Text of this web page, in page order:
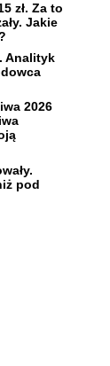
zł. Za to
Jakie
Analityk
2026
pod